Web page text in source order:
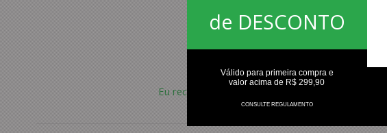
de DESCONTO
Válido para primeira compra e
valor acima de R$ 299,90
CONSULTE REGULAMENTO
Cristiano T.
09/09/2025
Eu recomendo esse produto.